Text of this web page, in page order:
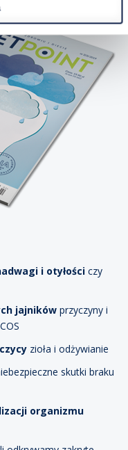
i otyłości czy
jajników przyczyny i
zioła i odżywianie
skutki braku
organizmu